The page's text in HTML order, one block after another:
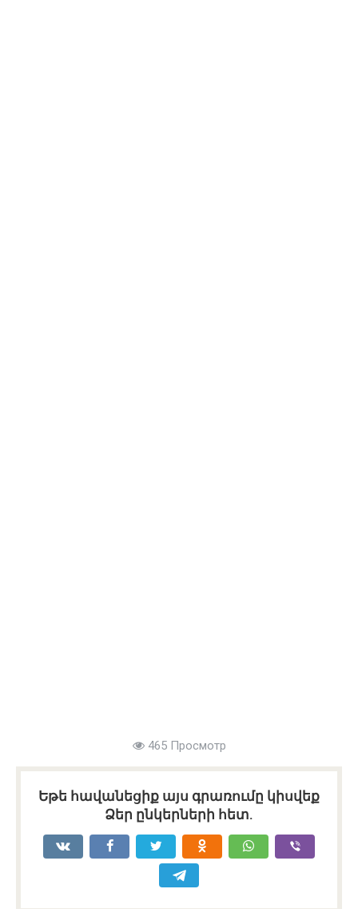
465 Просмотр
Եթե հավանեցիք այս գրառումը կիսվեք
Ձեր ընկերների հետ.